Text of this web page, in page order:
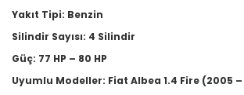
Yakıt Tipi: Benzin
Silindir Sayısı: 4 Silindir
Güç: 77 HP – 80 HP
Uyumlu Modeller: Fiat Albea 1.4 Fire (2005 –